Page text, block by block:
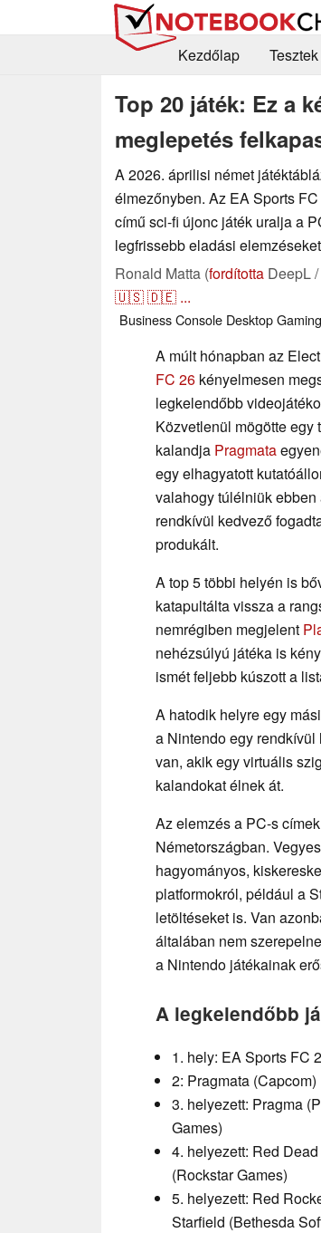
Kezdőlap
Top 20 játék: Ez a
meglepetés
A 2026. áprilisi német
élmezőnyben. Az EA Sports
című sci-fi újonc játék uralja a
legfrissebb eladási
Ronald Matta (fordította DeepL
🇺🇸🇩🇪 ...
BusinessConsole DesktopGaming
A múlt hónapban az
FC 26 kényelmesen
legkelendőbb
Közvetlenül mögötte
kalandja Pragmata
egy elhagyatott
valahogy túlélniük
rendkívül kedvező
produkált.
A top 5 többi helyén is
katapultálta vissza a
nemrégiben megjelent
nehézsúlyú játéka is
ismét feljebb kúszott a
A hatodik helyre egy
a Nintendo egy
van, akik egy virtuális
kalandokat élnek át.
Az elemzés a PC-s
Németországban.
hagyományos,
platformokról, például a
letöltéseket is. Van
általában nem
a Nintendo játékainak
A legkelendőbb
1. hely: EA Sports FC
2: Pragmata (Capcom)
3. helyezett: Pragma
Games)
4. helyezett: Red
(Rockstar Games)
5. helyezett: Red
Starfield (Bethesda